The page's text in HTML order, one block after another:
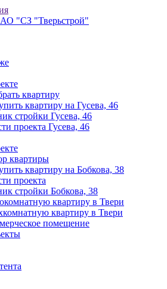
АО "СЗ "Тверьстрой"
квартиру
квартиру на Гусева, 46
стройки Гусева, 46
проекта Гусева, 46
квартиры
квартиру на Бобкова, 38
проекта
стройки Бобкова, 38
квартиру в Твери
квартиру в Твери
помещение